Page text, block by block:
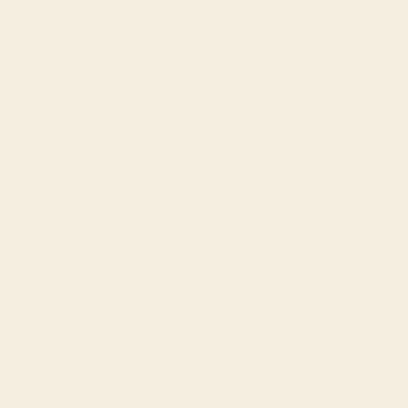
du marché avec une quarantaine de...
climatisation et la production de froid en